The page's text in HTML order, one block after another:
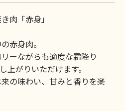
肉「赤身」
赤身肉。
ーながらも適度な霜降り
上がりいただけます。
の味わい、甘みと香りを楽